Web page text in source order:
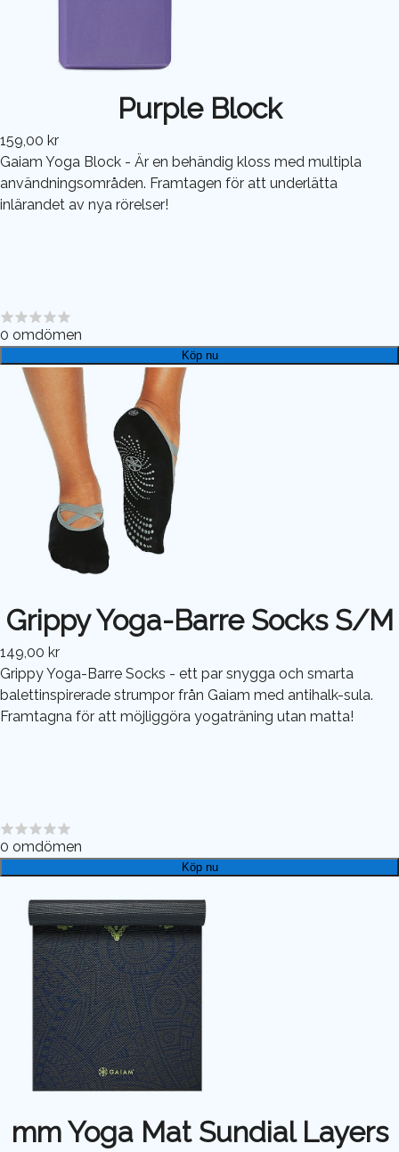
Purple Block
159,00 kr
Gaiam Yoga Block - Är en behändig kloss med multipla
användningsområden. Framtagen för att underlätta
inlärandet av nya rörelser!
0 omdömen
Köp nu
Grippy Yoga-Barre Socks S/M
149,00 kr
Grippy Yoga-Barre Socks - ett par snygga och smarta
balettinspirerade strumpor från Gaiam med antihalk-sula.
Framtagna för att möjliggöra yogaträning utan matta!
0 omdömen
Köp nu
mm Yoga Mat Sundial Layers